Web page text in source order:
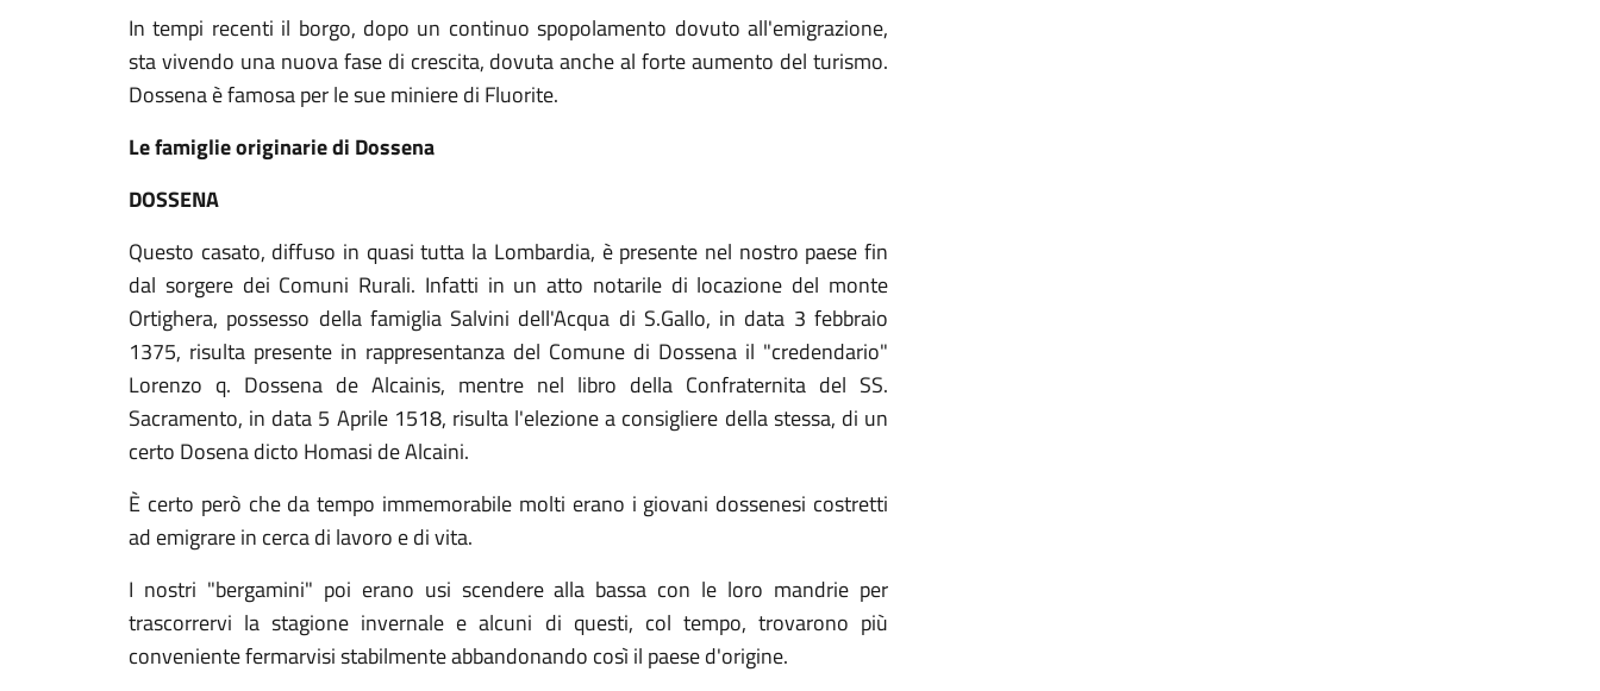
In tempi recenti il borgo, dopo un continuo spopolamento dovuto all'emigrazione,
sta vivendo una nuova fase di crescita, dovuta anche al forte aumento del turismo.
Dossena è famosa per le sue miniere di Fluorite.
Le famiglie originarie di Dossena
DOSSENA
Questo casato, diffuso in quasi tutta la Lombardia, è presente nel nostro paese fin
dal sorgere dei Comuni Rurali. Infatti in un atto notarile di locazione del monte
Ortighera, possesso della famiglia Salvini dell'Acqua di S.Gallo, in data 3 febbraio
1375, risulta presente in rappresentanza del Comune di Dossena il "credendario"
Lorenzo q. Dossena de Alcainis, mentre nel libro della Confraternita del SS.
Sacramento, in data 5 Aprile 1518, risulta l'elezione a consigliere della stessa, di un
certo Dosena dicto Homasi de Alcaini.
È certo però che da tempo immemorabile molti erano i giovani dossenesi costretti
ad emigrare in cerca di lavoro e di vita.
I nostri "bergamini" poi erano usi scendere alla bassa con le loro mandrie per
trascorrervi la stagione invernale e alcuni di questi, col tempo, trovarono più
conveniente fermarvisi stabilmente abbandonando così il paese d'origine.